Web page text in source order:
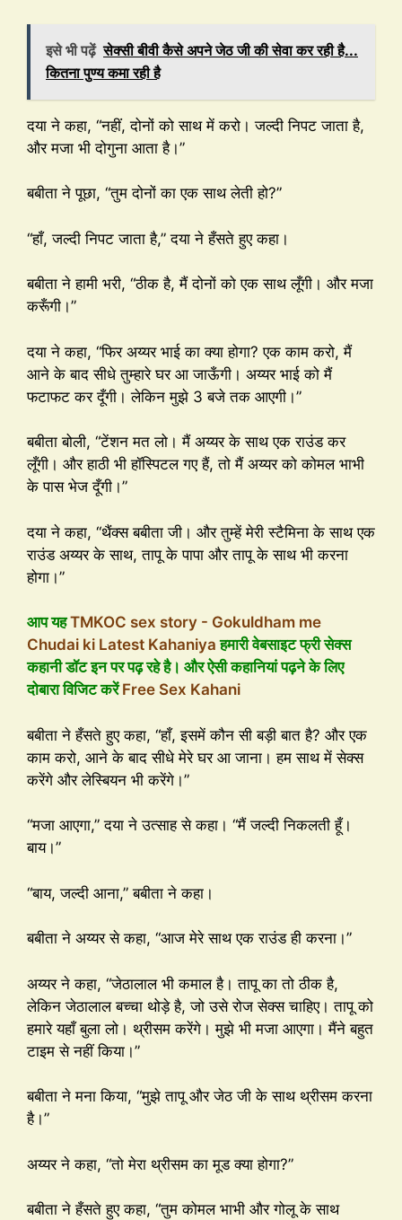
इसे भी पढ़ें सेक्सी बीवी कैसे अपने जेठ जी की सेवा कर रही है...
कितना पुण्य कमा रही है
दया ने कहा, “नहीं, दोनों को साथ में करो। जल्दी निपट जाता है,
और मजा भी दोगुना आता है।”
बबीता ने पूछा, “तुम दोनों का एक साथ लेती हो?”
“हाँ, जल्दी निपट जाता है,” दया ने हँसते हुए कहा।
बबीता ने हामी भरी, “ठीक है, मैं दोनों को एक साथ लूँगी। और मजा
करूँगी।”
दया ने कहा, “फिर अय्यर भाई का क्या होगा? एक काम करो, मैं
आने के बाद सीधे तुम्हारे घर आ जाऊँगी। अय्यर भाई को मैं
फटाफट कर दूँगी। लेकिन मुझे 3 बजे तक आएगी।”
बबीता बोली, “टेंशन मत लो। मैं अय्यर के साथ एक राउंड कर
लूँगी। और हाठी भी हॉस्पिटल गए हैं, तो मैं अय्यर को कोमल भाभी
के पास भेज दूँगी।”
दया ने कहा, “थैंक्स बबीता जी। और तुम्हें मेरी स्टैमिना के साथ एक
राउंड अय्यर के साथ, तापू के पापा और तापू के साथ भी करना
होगा।”
आप यहTMKOC sex story - Gokuldham me
Chudai ki Latest Kahaniya हमारी वेबसाइट फ्री सेक्स
कहानी डॉट इन पर पढ़ रहे है। और ऐसी कहानियां पढ़ने के लिए
दोबारा विजिट करेंFree Sex Kahani
बबीता ने हँसते हुए कहा, “हाँ, इसमें कौन सी बड़ी बात है? और एक
काम करो, आने के बाद सीधे मेरे घर आ जाना। हम साथ में सेक्स
करेंगे और लेस्बियन भी करेंगे।”
“मजा आएगा,” दया ने उत्साह से कहा। “मैं जल्दी निकलती हूँ।
बाय।”
“बाय, जल्दी आना,” बबीता ने कहा।
बबीता ने अय्यर से कहा, “आज मेरे साथ एक राउंड ही करना।”
अय्यर ने कहा, “जेठालाल भी कमाल है। तापू का तो ठीक है,
लेकिन जेठालाल बच्चा थोड़े है, जो उसे रोज सेक्स चाहिए। तापू को
हमारे यहाँ बुला लो। थ्रीसम करेंगे। मुझे भी मजा आएगा। मैंने बहुत
टाइम से नहीं किया।”
बबीता ने मना किया, “मुझे तापू और जेठ जी के साथ थ्रीसम करना
है।”
अय्यर ने कहा, “तो मेरा थ्रीसम का मूड क्या होगा?”
बबीता ने हँसते हुए कहा, “तुम कोमल भाभी और गोलू के साथ